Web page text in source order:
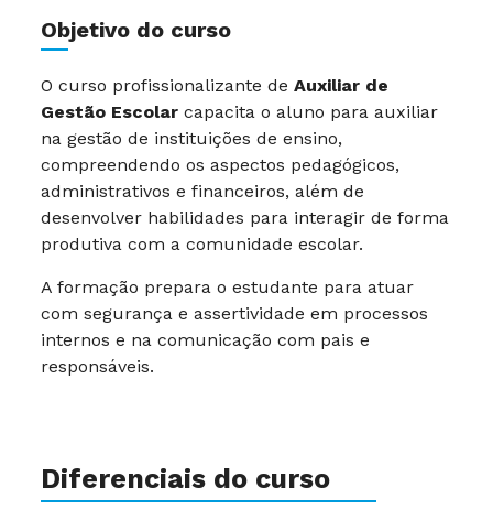
Objetivo do curso
O curso profissionalizante de Auxiliar de
Gestão Escolar capacita o aluno para auxiliar
na gestão de instituições de ensino,
compreendendo os aspectos pedagógicos,
administrativos e financeiros, além de
desenvolver habilidades para interagir de forma
produtiva com a comunidade escolar.
A formação prepara o estudante para atuar
com segurança e assertividade em processos
internos e na comunicação com pais e
responsáveis.
Diferenciais do curso